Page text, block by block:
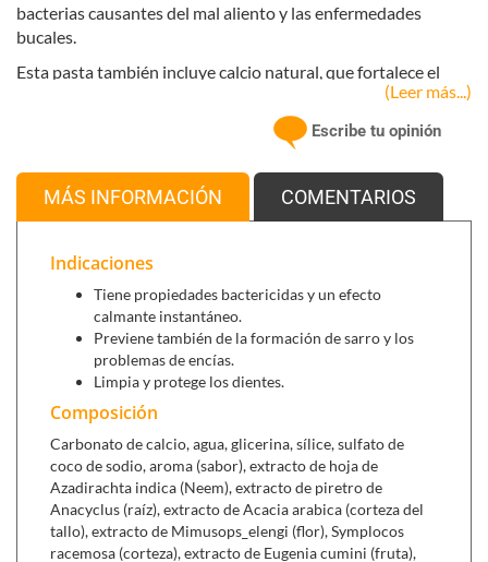
bacterias causantes del mal aliento y las enfermedades
bucales.
Esta pasta también incluye calcio natural, que fortalece el
esmalte dental, y corteza de Lotur, conocida por sus
beneficios en la salud de las encías. Con el uso regular, Dabur
Neem proporciona una protección eficaz contra las bacterias,
promoviendo encías sanas y dientes más fuertes,
manteniendo así una higiene bucal óptima.
Se puede combinar con:
Aprolis elixir bucal,para completar tu higiene bucal y
tratar alteraciones como periodontitis y dolores
bucales y dentales.
Colutorio Aloe Dent (250 ml)
ayuda a combatir los problemas de caries, sarro, encías
sensibles y halitosis (mal aliento).
(Leer más...)
Escribe tu opinión
MÁS INFORMACIÓN COMENTARIOS
Indicaciones
Tiene propiedades bactericidas y un efecto
calmante instantáneo.
Previene también de la formación de sarro y los
problemas de encías.
Limpia y protege los dientes.
Composición
Carbonato de calcio, agua, glicerina, sílice, sulfato de
coco de sodio, aroma (sabor), extracto de hoja de
Azadirachta indica (Neem), extracto de piretro de
Anacyclus (raíz), extracto de Acacia arabica (corteza del
tallo), extracto de Mimusops_elengi (flor), Symplocos
racemosa (corteza), extracto de Eugenia cumini (fruta),